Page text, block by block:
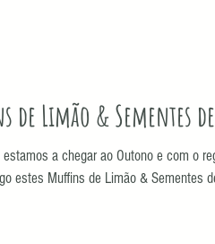
de Limão & Sementes
estamos a chegar ao Outono e com o
estes Muffins de Limão & Sementes